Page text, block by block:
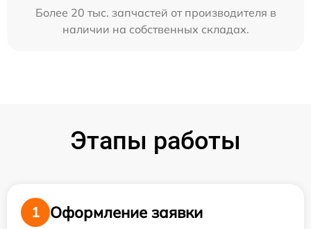
Более 20 тыс. запчастей от производителя в
наличии на собственных складах.
Этапы работы
1
Оформление заявки